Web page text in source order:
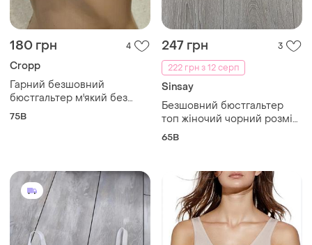
180 грн 4
Cropp
Гарний безшовний
бюстгальтер м'який без
кісточок uk34в eur75в
75B
247 грн
3
222 грн з 12 серп
Sinsay
Безшовний бюстгальтер
топ жіночий чорний розмір
xs
65B